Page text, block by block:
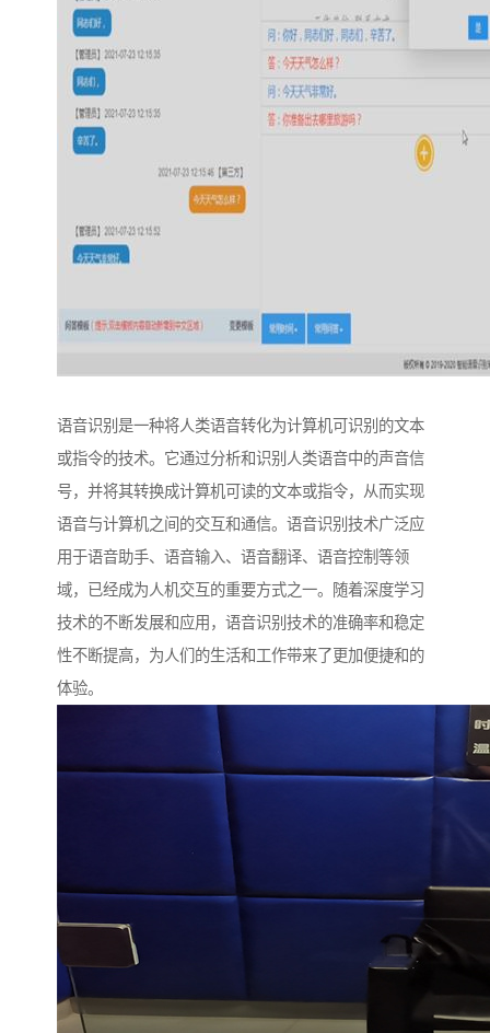
语音识别是一种将人类语音转化为计算机可识别的文本
或指令的技术。它通过分析和识别人类语音中的声音信
号，并将其转换成计算机可读的文本或指令，从而实现
语音与计算机之间的交互和通信。语音识别技术广泛应
用于语音助手、语音输入、语音翻译、语音控制等领
域，已经成为人机交互的重要方式之一。随着深度学习
技术的不断发展和应用，语音识别技术的准确率和稳定
性不断提高，为人们的生活和工作带来了更加便捷和的
体验。